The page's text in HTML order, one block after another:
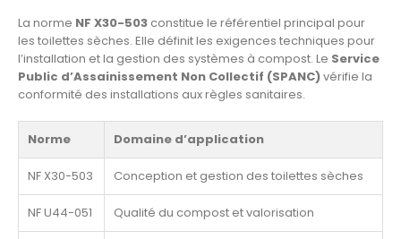
La norme NF X30-503 constitue le référentiel principal pour
les toilettes sèches. Elle définit les exigences techniques pour
l’installation et la gestion des systèmes à compost. Le Service
Public d’Assainissement Non Collectif (SPANC)vérifie la
conformité des installations aux règles sanitaires.
Norme Domaine d’application
NF X30-503 Conception et gestion des toilettes sèches
NF U44-051 Qualité du compost et valorisation